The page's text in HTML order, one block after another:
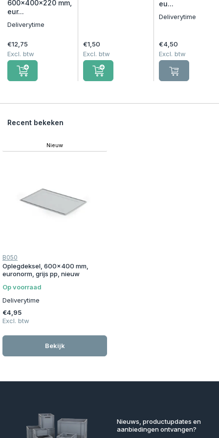
600x400x220 mm,
eur...
Deliverytime
€12,75
Excl. btw
€1,50
Excl. btw
eu...
Deliverytime
€4,50
Excl. btw
Recent bekeken
Nieuw
B050
Oplegdeksel, 600x400 mm,
euronorm, grijs pp, nieuw
Op voorraad
Deliverytime
€4,95
Excl. btw
Bekijk
Nieuws, productupdates en
aanbiedingen ontvangen?